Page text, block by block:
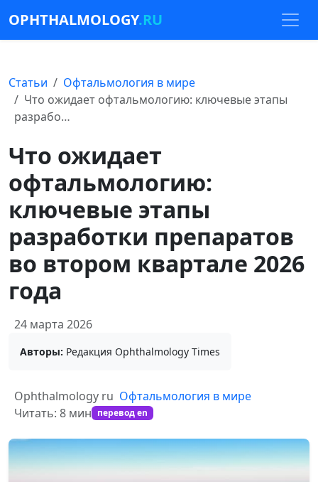
OPHTHALMOLOGY.RU
Статьи
Офтальмология в мире
Что ожидает офтальмологию: ключевые этапы
разрабо…
Что ожидает
офтальмологию:
ключевые этапы
разработки препаратов
во втором квартале 2026
года
24 марта 2026
Авторы: Редакция Ophthalmology Times
Ophthalmology ru Офтальмология в мире
Читать: 8 мин перевод en